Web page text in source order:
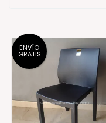
ENVÍO
GRATIS